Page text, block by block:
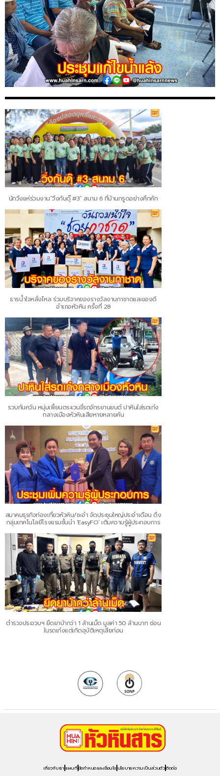
นักวิ่งแห่ร่วมงาน“วิ่งกันดุ๊ #3” สนาม 6 ที่บ้านกรูดอย่างคึกคัก
ธารน้ำใจหลั่งไหล ร่วมบริจาคของรางวัลงานกาชาดและของดี
อำเภอหัวหิน ครั้งที่ 28
รวบทันควัน หนุ่มเพี้ยนตระเวนขี่รถจักรยานยนต์ ปาหินใส่รถเก๋ง
กลางเมืองหัวหินเสียหายหลายคัน
สมาคมธุรกิจท่องเที่ยวหัวหิน/ชะอำ จัดประชุมใหญ่ประจำเดือน ดึง
กลุ่มเทคโนโลยีโรงแรมชั้นนำ ‘EasyFO’ เติมความรู้ผู้ประกอบการ
ตำรวจประจวบฯ ยึดยาบ้ากว่า 1 ล้านเม็ด มูลค่า 50 ล้านบาท ซ่อน
ในรถเก๋งแต่เกิดอุบัติเหตุเสียก่อน
เกี่ยวกับเรา แผนที่ข้อกำหนดและเงื่อนไข นโยบายความเป็นส่วนตัวติดต่อ